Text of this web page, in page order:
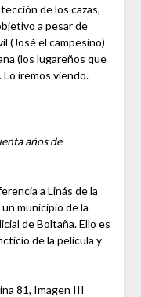
de los cazas,
a pesar de
(José el campesino)
(los lugareños que
Lo iremos viendo.
años de
a Linás de la
municipio de la
de Boltaña. Ello es
de la película y
81, Imagen III